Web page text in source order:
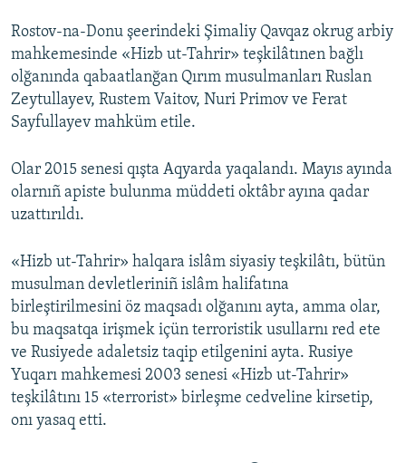
Rostov-na-Donu şeerindeki Şimaliy Qavqaz okrug arbiy
mahkemesinde «Hizb ut-Tahrir» teşkilâtınen bağlı
olğanında qabaatlanğan Qırım musulmanları Ruslan
Zeytullayev, Rustem Vaitov, Nuri Primov ve Ferat
Sayfullayev mahküm etile.
Olar 2015 senesi qışta Aqyarda yaqalandı. Mayıs ayında
olarnıñ apiste bulunma müddeti oktâbr ayına qadar
uzattırıldı.
«Hizb ut-Tahrir» halqara islâm siyasiy teşkilâtı, bütün
musulman devletleriniñ islâm halifatına
birleştirilmesini öz maqsadı olğanını ayta, amma olar,
bu maqsatqa irişmek içün terroristik usullarnı red ete
ve Rusiyede adaletsiz taqip etilgenini ayta. Rusiye
Yuqarı mahkemesi 2003 senesi «Hizb ut-Tahrir»
teşkilâtını 15 «terrorist» birleşme cedveline kirsetip,
onı yasaq etti.